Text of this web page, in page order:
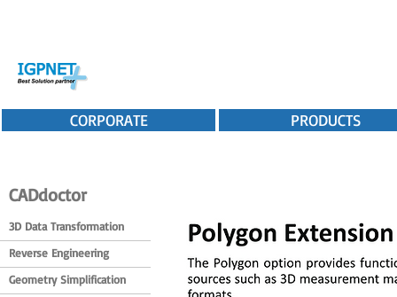
CORPORATE PRODUCTS
CADdoctor
3D Data Transformation
Reverse Engineering
Geometry Simplification